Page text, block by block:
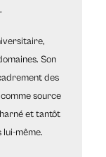
Son
des
source
et tantôt
lui-même.